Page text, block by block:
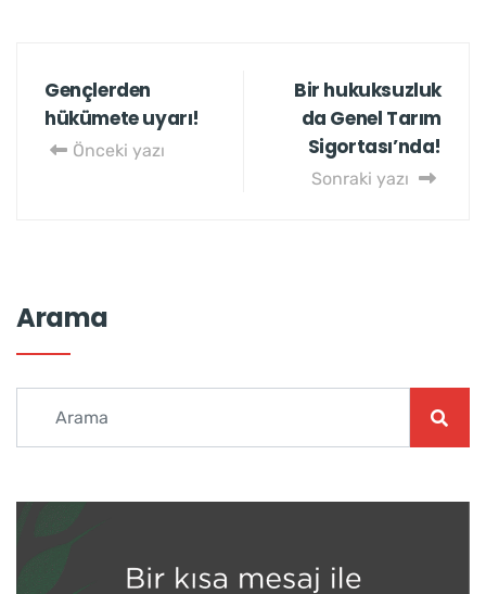
Gençlerden
hükümete uyarı!
Önceki yazı
Bir hukuksuzluk
da Genel Tarım
Sigortası’nda!
Sonraki yazı
Arama